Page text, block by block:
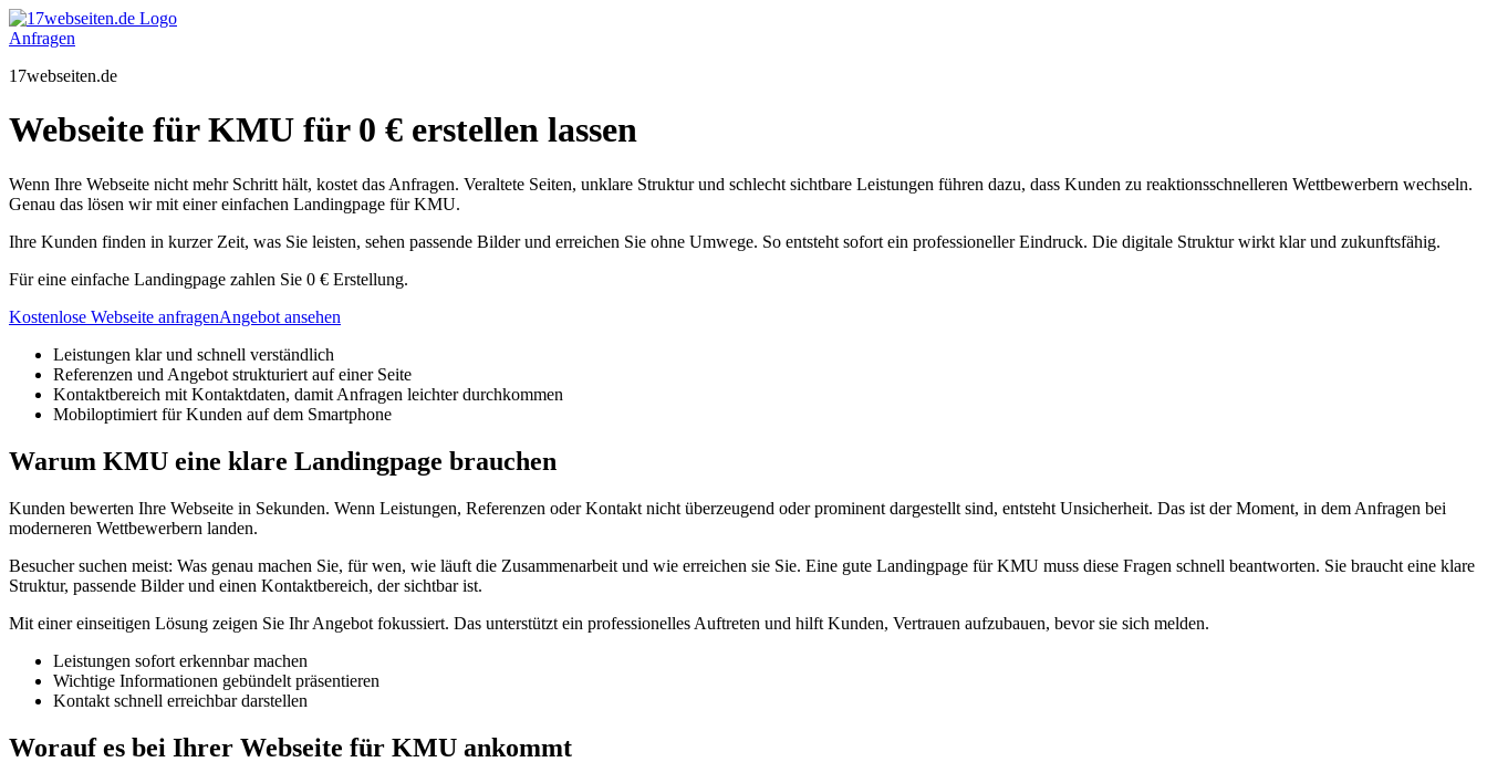
Zum
Inhalt
Anfragen
17webseiten.de
Webseite für KMU für 0 € erstellen lassen
Wenn Ihre Webseite nicht mehr Schritt hält, kostet das Anfragen. Veraltete Seiten, unklare Struktur und schlecht sichtbare Leistungen führen dazu, dass Kunden zu reaktionsschnelleren Wettbewerbern wechseln.
Genau das lösen wir mit einer einfachen Landingpage für KMU.
Ihre Kunden finden in kurzer Zeit, was Sie leisten, sehen passende Bilder und erreichen Sie ohne Umwege. So entsteht sofort ein professioneller Eindruck. Die digitale Struktur wirkt klar und zukunftsfähig.
Für eine einfache Landingpage zahlen Sie 0 € Erstellung.
Kostenlose Webseite anfragenAngebot ansehen
Leistungen klar und schnell verständlich
Referenzen und Angebot strukturiert auf einer Seite
Kontaktbereich mit Kontaktdaten, damit Anfragen leichter durchkommen
Mobiloptimiert für Kunden auf dem Smartphone
Warum KMU eine klare Landingpage brauchen
Kunden bewerten Ihre Webseite in Sekunden. Wenn Leistungen, Referenzen oder Kontakt nicht überzeugend oder prominent dargestellt sind, entsteht Unsicherheit. Das ist der Moment, in dem Anfragen bei
moderneren Wettbewerbern landen.
Besucher suchen meist: Was genau machen Sie, für wen, wie läuft die Zusammenarbeit und wie erreichen sie Sie. Eine gute Landingpage für KMU muss diese Fragen schnell beantworten. Sie braucht eine klare
Struktur, passende Bilder und einen Kontaktbereich, der sichtbar ist.
Mit einer einseitigen Lösung zeigen Sie Ihr Angebot fokussiert. Das unterstützt ein professionelles Auftreten und hilft Kunden, Vertrauen aufzubauen, bevor sie sich melden.
Leistungen sofort erkennbar machen
Wichtige Informationen gebündelt präsentieren
Kontakt schnell erreichbar darstellen
Worauf es bei Ihrer Webseite für KMU ankommt